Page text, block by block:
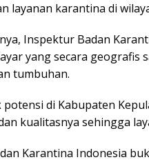
layanan karantina di
Inspektur Badan
yang secara
tumbuhan.
di Kabupaten
kualitasnya sehingga
Karantina Indonesia